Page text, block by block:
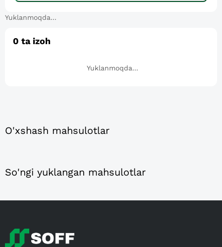
Yuklanmoqda...
0 ta izoh
Yuklanmoqda...
O'xshash mahsulotlar
So'ngi yuklangan mahsulotlar